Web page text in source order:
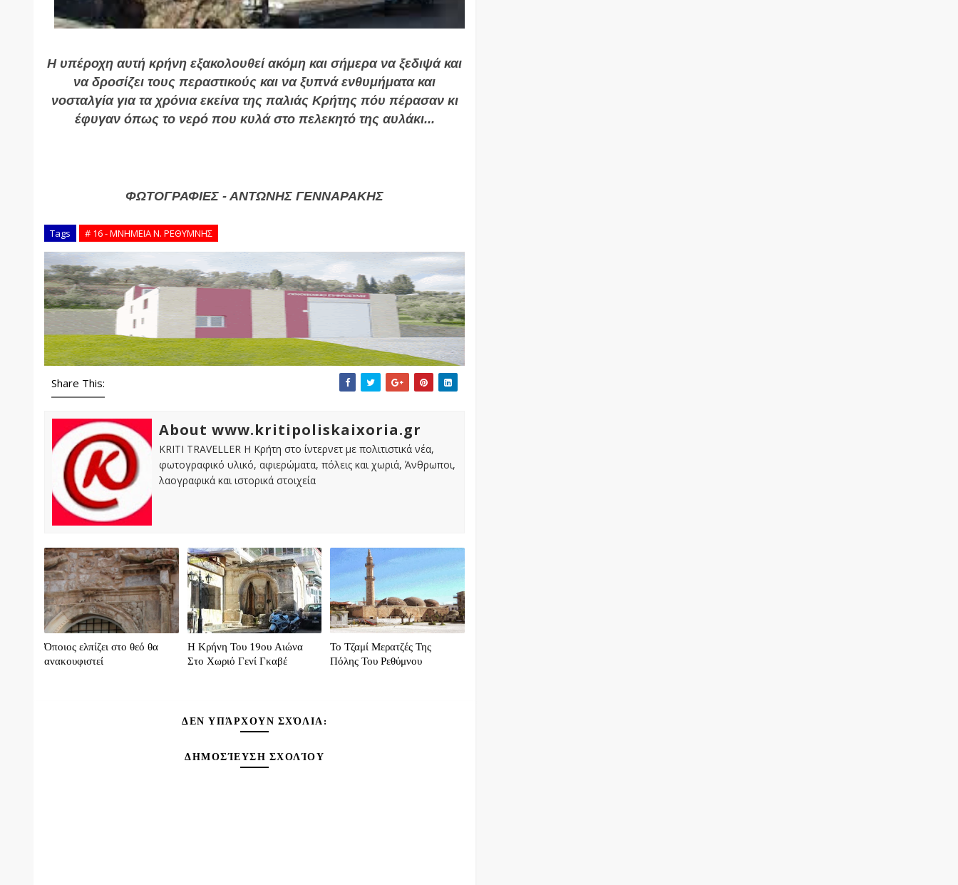
Η υπέροχη αυτή κρήνη εξακολουθεί ακόμη και σήμερα να ξεδιψά και
να δροσίζει τους περαστικούς και να ξυπνά ενθυμήματα και
νοσταλγία για τα χρόνια εκείνα της παλιάς Κρήτης πόυ πέρασαν κι
έφυγαν όπως το νερό που κυλά στο πελεκητό της αυλάκι...
ΦΩΤΟΓΡΑΦΙΕΣ - ΑΝΤΩΝΗΣ ΓΕΝΝΑΡΑΚΗΣ
Tags # 16 - ΜΝΗΜΕΙΑ Ν. ΡΕΘΥΜΝΗΣ
Share This:
About www.kritipoliskaixoria.gr
KRITI TRAVELLER Η Κρήτη στο ίντερνετ με πολιτιστικά νέα,
φωτογραφικό υλικό, αφιερώματα, πόλεις και χωριά, Άνθρωποι,
λαογραφικά και ιστορικά στοιχεία
Όποιος ελπίζει στο θεό θα
ανακουφιστεί
Η Κρήνη Του 19ου Αιώνα
Στο Χωριό Γενί Γκαβέ
Το Τζαμί Μερατζές Της
Πόλης Του Ρεθύμνου
ΔΕΝ ΥΠΆΡΧΟΥΝ ΣΧΌΛΙΑ:
ΔΗΜΟΣΊΕΥΣΗ ΣΧΟΛΊΟΥ